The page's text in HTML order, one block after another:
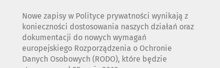
Nowe zapisy w Polityce prywatności wynikają z
konieczności dostosowania naszych działań oraz
dokumentacji do nowych wymagań
europejskiego Rozporządzenia o Ochronie
Danych Osobowych (RODO), które będzie